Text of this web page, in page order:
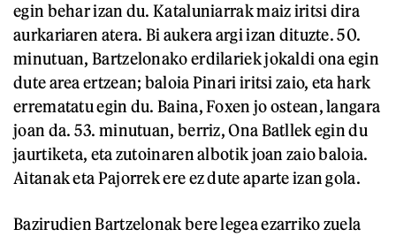
egin behar izan du. Kataluniarrak maiz iritsi dira
aurkariaren atera. Bi aukera argi izan dituzte. 50.
minutuan, Bartzelonako erdilariek jokaldi ona egin
dute area ertzean; baloia Pinari iritsi zaio, eta hark
errematatu egin du. Baina, Foxen jo ostean, langara
joan da. 53. minutuan, berriz, Ona Batllek egin du
jaurtiketa, eta zutoinaren albotik joan zaio baloia.
Aitanak eta Pajorrek ere ez dute aparte izan gola.
Bazirudien Bartzelonak bere legea ezarriko zuela